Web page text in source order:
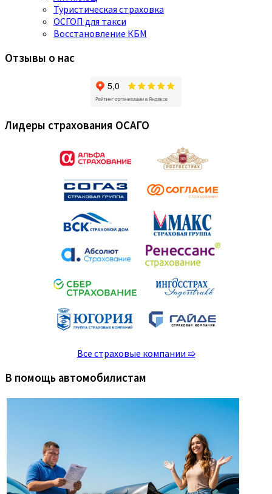
Туристическая страховка
ОСГОП для такси
Восстановление КБМ
Отзывы о нас
Лидеры страхования ОСАГО
Все страховые компании ➯
В помощь автомобилистам